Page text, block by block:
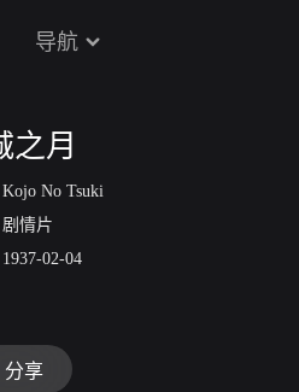
导航
之月
Kojo No Tsuki
剧情片
1937-02-04
分享